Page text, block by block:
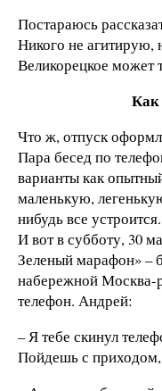
Постараюсь
Никого не агитирую,
Великорецкое может
Как
Что ж, отпуск
Пара бесед по
варианты как
маленькую,
нибудь все
И вот в субботу, 30
Зеленый марафон» –
набережной Москва-
телефон. Андрей:
– Я тебе скинул
Пойдешь с приходом,